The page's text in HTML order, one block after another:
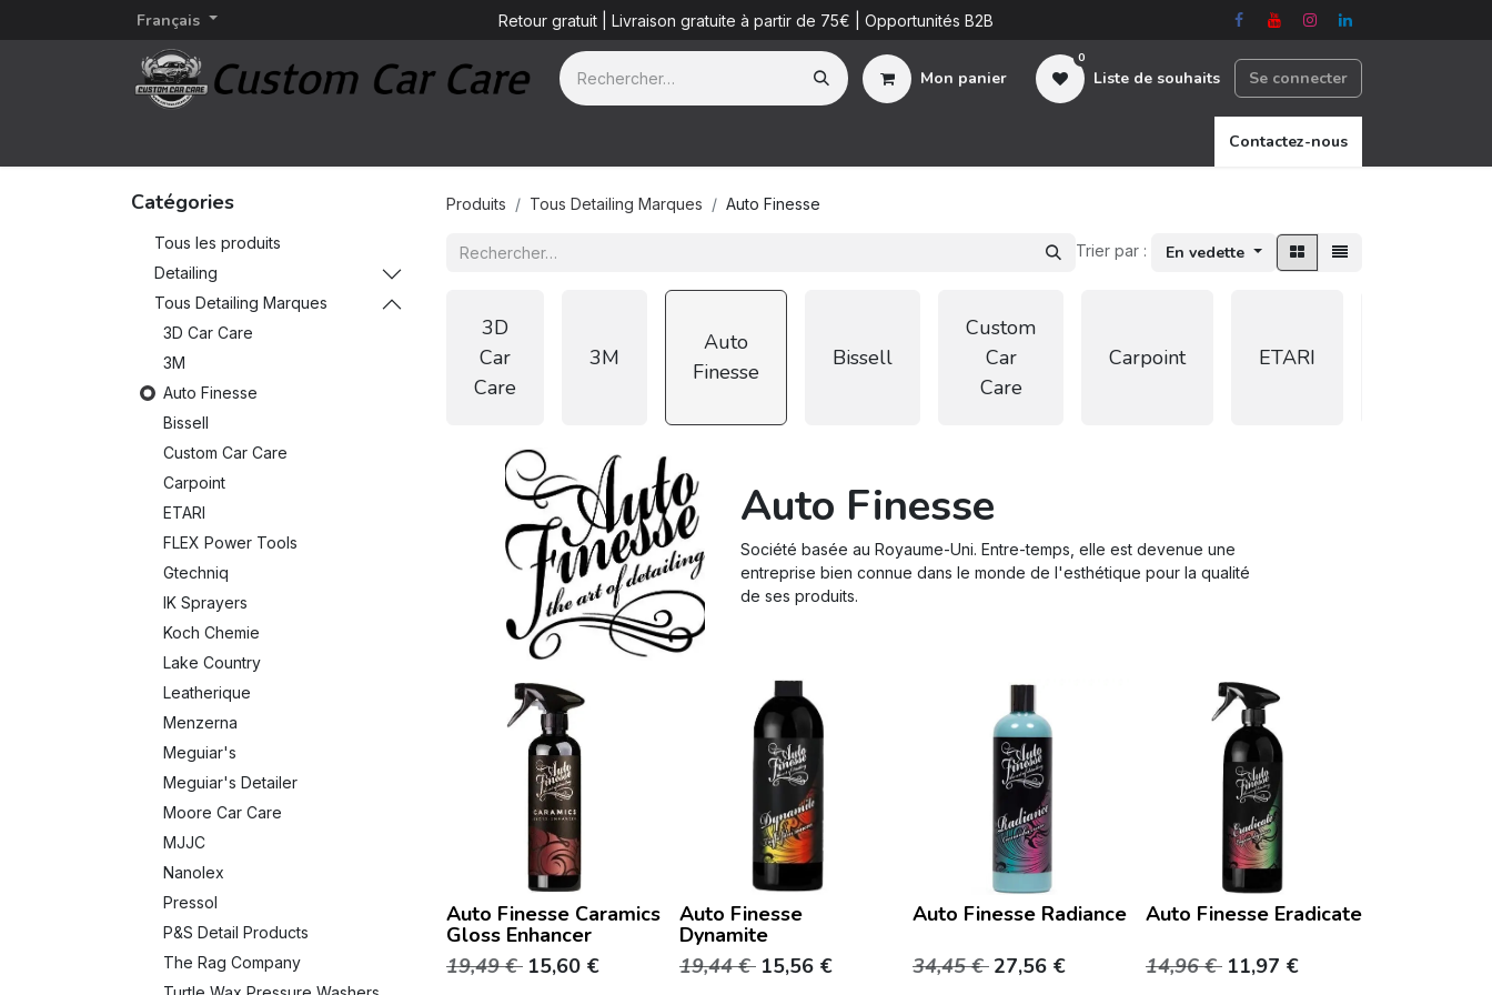
Français Retour gratuit | Livraison gratuite à partir de 75€ | Opportunités B2B
Mon panier
0
Liste de souhaits Se connecter
Contactez-nous
Catégories
Tous les produits
Detailing
Tous Detailing Marques
3D Car Care
3M
Auto Finesse
Bissell
Custom Car Care
Carpoint
ETARI
FLEX Power Tools
Gtechniq
IK Sprayers
Koch Chemie
Lake Country
Leatherique
Menzerna
Meguiar's
Meguiar's Detailer
Moore Car Care
MJJC
Nanolex
Pressol
P&S Detail Products
The Rag Company
Produits Tous Detailing Marques Auto Finesse
Trier par : En vedette
3D
Car
Care
3M
Auto
Finesse
Bissell
Custom
Car
Care
Carpoint ETARI
Auto Finesse
Société basée au Royaume-Uni. Entre-temps, elle est devenue une
entreprise bien connue dans le monde de l'esthétique pour la qualité
de ses produits.
Auto Finesse Caramics
Gloss Enhancer
19,49€ 15,60 €
Auto Finesse
Dynamite
19,44€ 15,56 €
Auto Finesse Radiance
34,45€ 27,56 €
Auto Finesse Eradicate
14,96€ 11,97 €